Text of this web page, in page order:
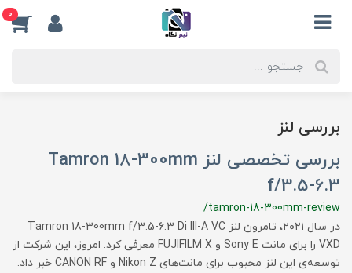
0
بررسی لنز
بررسی تخصصی لنز Tamron 18-300mm
f/3.5-6.3
/tamron-18-300mm-review
در سال ۲۰۲۱، تامرون لنز Tamron 18-300mm f/3.5-6.3 Di III-A VC
VXD را برای مانت Sony E و FUJIFILM X معرفی کرد. امروز، این شرکت از
توسعه‌ی این لنز محبوب برای مانت‌های Nikon Z و CANON RF خبر داد.